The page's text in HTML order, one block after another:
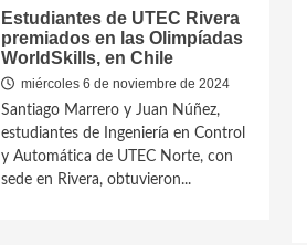
Estudiantes de UTEC Rivera
premiados en las Olimpíadas
WorldSkills, en Chile
miércoles 6 de noviembre de 2024
Santiago Marrero y Juan Núñez,
estudiantes de Ingeniería en Control
y Automática de UTEC Norte, con
sede en Rivera, obtuvieron...